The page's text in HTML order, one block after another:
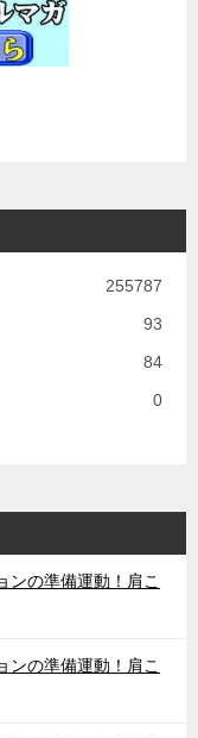
255787
93
84
0
ンの準備運動！肩こ
ンの準備運動！肩こ